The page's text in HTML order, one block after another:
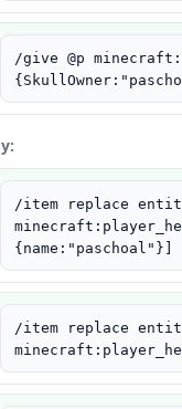
/give @p
/item replace
{name:"paschoal"}]
/item replace